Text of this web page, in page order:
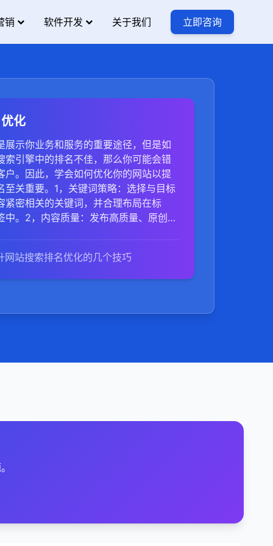
销 软件开发 关于我们 立即咨询
化
展示你业务和服务的重要途径，但是如
索引擎中的排名不佳，那么你可能会错
户。因此，学会如何优化你的网站以提
至关重要。1，关键词策略：选择与目标
紧密相关的关键词，并合理布局在标
中。2，内容质量：发布高质量、原创的
搜索引擎的抓取效率。4，外部链接：积
外部链接，提升网站权威性和可信度。
网站搜索排名优化的几个技巧